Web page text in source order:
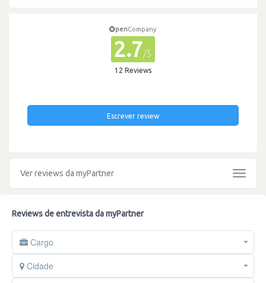
penCompany
2.7/5
12 Reviews
Escrever review
Ver reviews da myPartner
Toggle
Reviews de entrevista da myPartner
Cargo
Cidade